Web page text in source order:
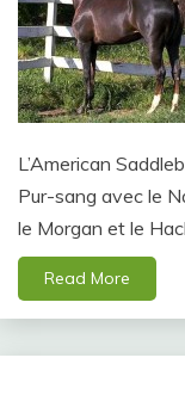
L’American
Pur-sang avec le
le Morgan et le
Read More